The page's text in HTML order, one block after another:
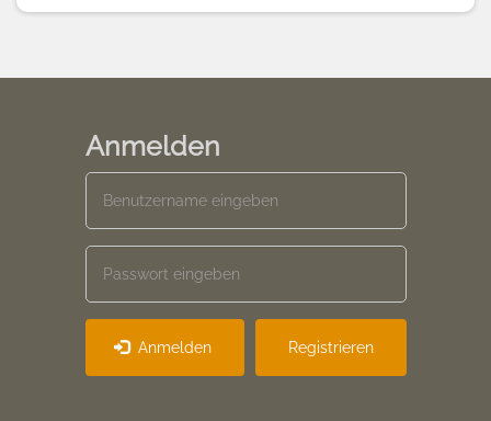
Anmelden
Anmelden Registrieren